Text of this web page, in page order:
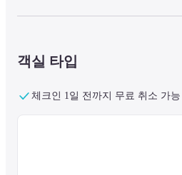
■ 주변 정보
성맞춤입니다. 유이 레일 아사히바시
서 도보로 12분 거리에 있습니다.
객실 타입
체크인 1일 전까지 무료 취소 가능